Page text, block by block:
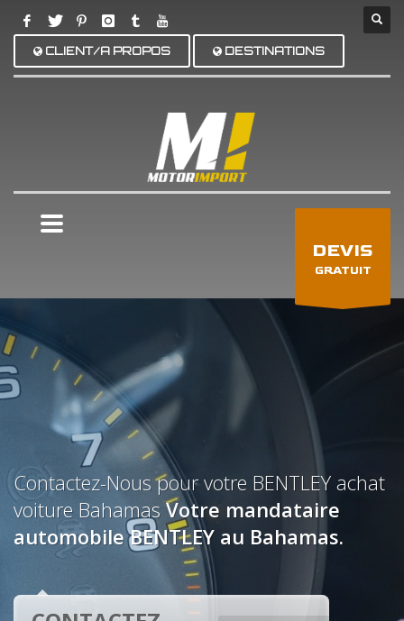
CLIENT/A PROPOS DESTINATIONS
DEVIS
GRATUIT
Contactez-Nous pour votre BENTLEY achat
voiture BahamasVotre mandataire
automobile BENTLEY au Bahamas.